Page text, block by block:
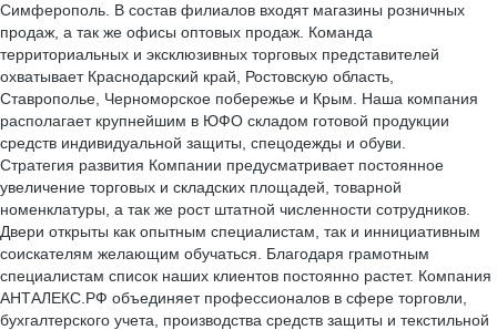
Симферополь. В состав филиалов входят магазины розничных
продаж, а так же офисы оптовых продаж. Команда
территориальных и эксклюзивных торговых представителей
охватывает Краснодарский край, Ростовскую область,
Ставрополье, Черноморское побережье и Крым. Наша компания
располагает крупнейшим в ЮФО складом готовой продукции
средств индивидуальной защиты, спецодежды и обуви.
Стратегия развития Компании предусматривает постоянное
увеличение торговых и складских площадей, товарной
номенклатуры, а так же рост штатной численности сотрудников.
Двери открыты как опытным специалистам, так и иннициативным
соискателям желающим обучаться. Благодаря грамотным
специалистам список наших клиентов постоянно растет. Компания
АНТАЛЕКС.РФ объединяет профессионалов в сфере торговли,
бухгалтерского учета, производства средств защиты и текстильной